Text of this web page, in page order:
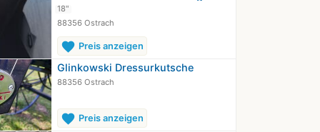
18"
88356 Ostrach
favorite Preis anzeigen
Glinkowski Dressurkutsche
88356 Ostrach
favorite Preis anzeigen